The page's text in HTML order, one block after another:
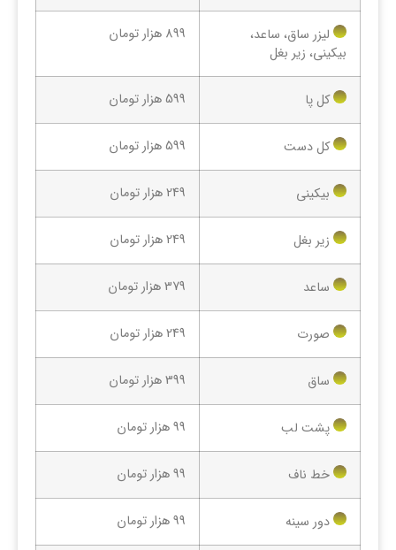
لیزر ساق، ساعد،
بیکینی، زیر بغل
899 هزار تومان
کل پا 599 هزار تومان
کل دست 599 هزار تومان
بیکینی 249 هزار تومان
زیر بغل 249 هزار تومان
ساعد 379 هزار تومان
صورت 249 هزار تومان
ساق 399 هزار تومان
پشت لب 99 هزار تومان
خط ناف 99 هزار تومان
دور سینه 99 هزار تومان